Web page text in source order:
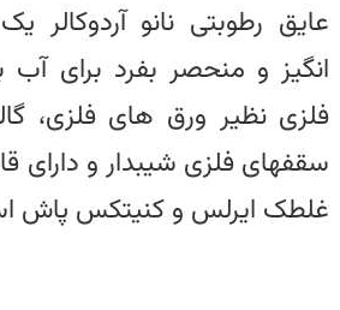
عایق رطوبتی نانو
انگیز و منحصر بفرد برای
فلزی نظیر ورق های فلزی،
سقفهای فلزی شیبدار و دارای
غلطک ایرلس و کنیتکس پاش